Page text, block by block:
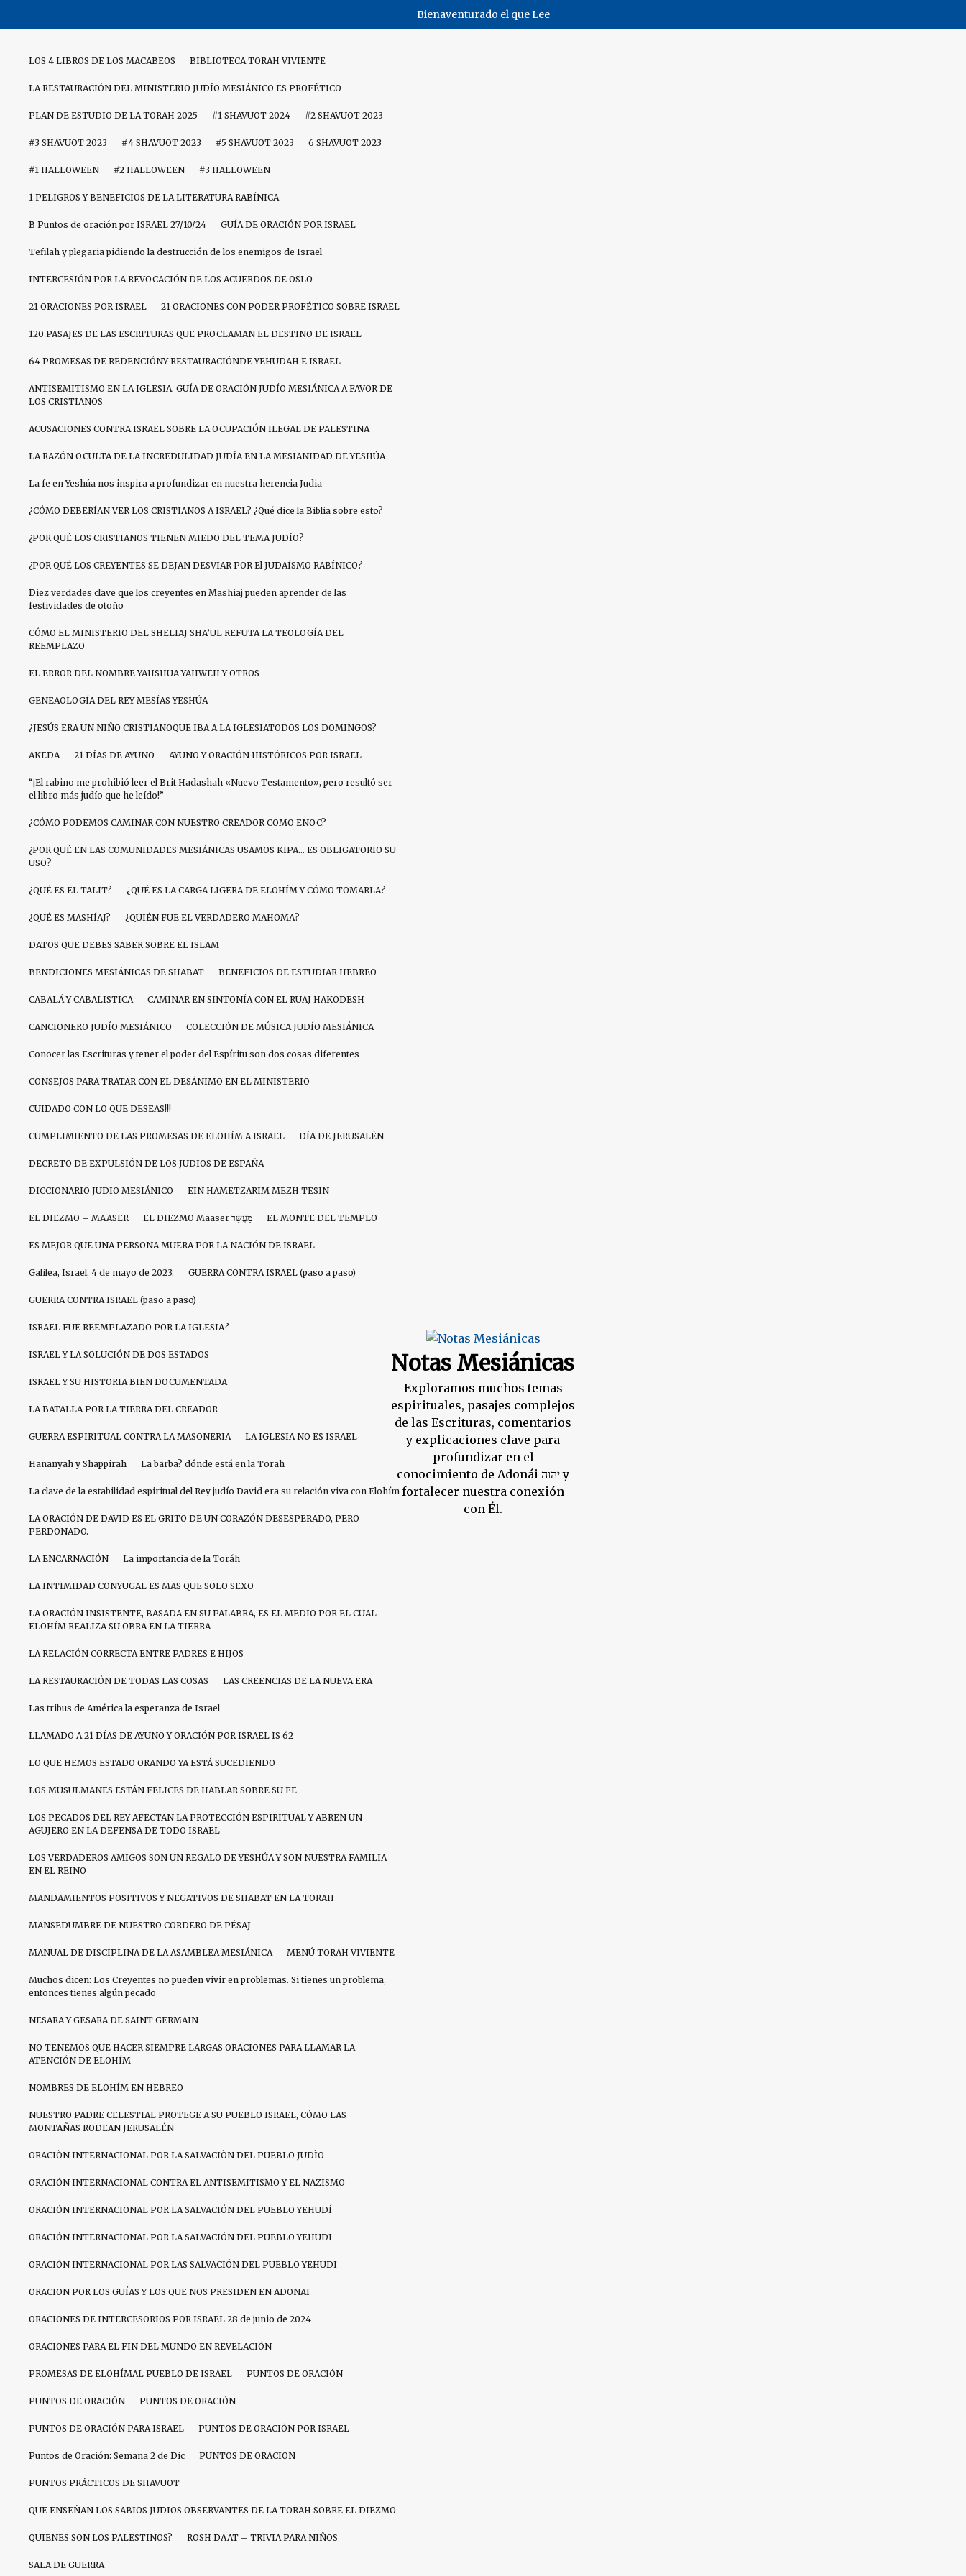
Bienaventurado el que Lee
LOS 4 LIBROS DE LOS MACABEOS BIBLIOTECA TORAH VIVIENTE
LA RESTAURACIÓN DEL MINISTERIO JUDÍO MESIÁNICO ES PROFÉTICO
PLAN DE ESTUDIO DE LA TORAH 2025 #1 SHAVUOT 2024 #2 SHAVUOT 2023
#3 SHAVUOT 2023 #4 SHAVUOT 2023 #5 SHAVUOT 2023 6 SHAVUOT 2023
#1 HALLOWEEN #2 HALLOWEEN #3 HALLOWEEN
1 PELIGROS Y BENEFICIOS DE LA LITERATURA RABÍNICA
B Puntos de oración por ISRAEL 27/10/24 GUÍA DE ORACIÓN POR ISRAEL
Tefilah y plegaria pidiendo la destrucción de los enemigos de Israel
INTERCESIÓN POR LA REVOCACIÓN DE LOS ACUERDOS DE OSLO
21 ORACIONES POR ISRAEL 21 ORACIONES CON PODER PROFÉTICO SOBRE ISRAEL
120 PASAJES DE LAS ESCRITURAS QUE PROCLAMAN EL DESTINO DE ISRAEL
64 PROMESAS DE REDENCIÓNY RESTAURACIÓNDE YEHUDAH E ISRAEL
ANTISEMITISMO EN LA IGLESIA. GUÍA DE ORACIÓN JUDÍO MESIÁNICA A FAVOR DE
LOS CRISTIANOS
ACUSACIONES CONTRA ISRAEL SOBRE LA OCUPACIÓN ILEGAL DE PALESTINA
LA RAZÓN OCULTA DE LA INCREDULIDAD JUDÍA EN LA MESIANIDAD DE YESHÚA
La fe en Yeshúa nos inspira a profundizar en nuestra herencia Judia
¿CÓMO DEBERÍAN VER LOS CRISTIANOS A ISRAEL? ¿Qué dice la Biblia sobre esto?
¿POR QUÉ LOS CRISTIANOS TIENEN MIEDO DEL TEMA JUDÍO?
¿POR QUÉ LOS CREYENTES SE DEJAN DESVIAR POR El JUDAÍSMO RABÍNICO?
Diez verdades clave que los creyentes en Mashiaj pueden aprender de las
festividades de otoño
CÓMO EL MINISTERIO DEL SHELIAJ SHA’UL REFUTA LA TEOLOGÍA DEL
REEMPLAZO
EL ERROR DEL NOMBRE YAHSHUA YAHWEH Y OTROS
GENEAOLOGÍA DEL REY MESÍAS YESHÚA
¿JESÚS ERA UN NIÑO CRISTIANOQUE IBA A LA IGLESIATODOS LOS DOMINGOS?
AKEDA 21 DÍAS DE AYUNO AYUNO Y ORACIÓN HISTÓRICOS POR ISRAEL
“¡El rabino me prohibió leer el Brit Hadashah «Nuevo Testamento», pero resultó ser
el libro más judío que he leído!”
¿CÓMO PODEMOS CAMINAR CON NUESTRO CREADOR COMO ENOC?
¿POR QUÉ EN LAS COMUNIDADES MESIÁNICAS USAMOS KIPA… ES OBLIGATORIO SU
USO?
¿QUÉ ES EL TALIT? ¿QUÉ ES LA CARGA LIGERA DE ELOHÍM Y CÓMO TOMARLA?
¿QUÉ ES MASHÍAJ? ¿QUIÉN FUE EL VERDADERO MAHOMA?
DATOS QUE DEBES SABER SOBRE EL ISLAM
BENDICIONES MESIÁNICAS DE SHABAT BENEFICIOS DE ESTUDIAR HEBREO
CABALÁ Y CABALISTICA CAMINAR EN SINTONÍA CON EL RUAJ HAKODESH
CANCIONERO JUDÍO MESIÁNICO COLECCIÓN DE MÚSICA JUDÍO MESIÁNICA
Conocer las Escrituras y tener el poder del Espíritu son dos cosas diferentes
CONSEJOS PARA TRATAR CON EL DESÁNIMO EN EL MINISTERIO
CUIDADO CON LO QUE DESEAS!!!
CUMPLIMIENTO DE LAS PROMESAS DE ELOHÍM A ISRAEL DÍA DE JERUSALÉN
DECRETO DE EXPULSIÓN DE LOS JUDIOS DE ESPAÑA
DICCIONARIO JUDIO MESIÁNICO EIN HAMETZARIM MEZH TESIN
EL DIEZMO – MAASER EL DIEZMO Maaser מַעֲשֵׂר EL MONTE DEL TEMPLO
ES MEJOR QUE UNA PERSONA MUERA POR LA NACIÓN DE ISRAEL
Galilea, Israel, 4 de mayo de 2023: GUERRA CONTRA ISRAEL (paso a paso)
GUERRA CONTRA ISRAEL (paso a paso)
ISRAEL FUE REEMPLAZADO POR LA IGLESIA?
ISRAEL Y LA SOLUCIÓN DE DOS ESTADOS
ISRAEL Y SU HISTORIA BIEN DOCUMENTADA
LA BATALLA POR LA TIERRA DEL CREADOR
GUERRA ESPIRITUAL CONTRA LA MASONERIA LA IGLESIA NO ES ISRAEL
Hananyah y Shappirah La barba? dónde está en la Torah
La clave de la estabilidad espiritual del Rey judío David era su relación viva con Elohím
LA ORACIÓN DE DAVID ES EL GRITO DE UN CORAZÓN DESESPERADO, PERO
PERDONADO.
LA ENCARNACIÓN La importancia de la Toráh
LA INTIMIDAD CONYUGAL ES MAS QUE SOLO SEXO
LA ORACIÓN INSISTENTE, BASADA EN SU PALABRA, ES EL MEDIO POR EL CUAL
ELOHÍM REALIZA SU OBRA EN LA TIERRA
LA RELACIÓN CORRECTA ENTRE PADRES E HIJOS
LA RESTAURACIÓN DE TODAS LAS COSAS LAS CREENCIAS DE LA NUEVA ERA
Las tribus de América la esperanza de Israel
LLAMADO A 21 DÍAS DE AYUNO Y ORACIÓN POR ISRAEL IS 62
LO QUE HEMOS ESTADO ORANDO YA ESTÁ SUCEDIENDO
LOS MUSULMANES ESTÁN FELICES DE HABLAR SOBRE SU FE
LOS PECADOS DEL REY AFECTAN LA PROTECCIÓN ESPIRITUAL Y ABREN UN
AGUJERO EN LA DEFENSA DE TODO ISRAEL
LOS VERDADEROS AMIGOS SON UN REGALO DE YESHÚA Y SON NUESTRA FAMILIA
EN EL REINO
MANDAMIENTOS POSITIVOS Y NEGATIVOS DE SHABAT EN LA TORAH
MANSEDUMBRE DE NUESTRO CORDERO DE PÉSAJ
MANUAL DE DISCIPLINA DE LA ASAMBLEA MESIÁNICA MENÚ TORAH VIVIENTE
Muchos dicen: Los Creyentes no pueden vivir en problemas. Si tienes un problema,
entonces tienes algún pecado
NESARA Y GESARA DE SAINT GERMAIN
NO TENEMOS QUE HACER SIEMPRE LARGAS ORACIONES PARA LLAMAR LA
ATENCIÓN DE ELOHÍM
NOMBRES DE ELOHÍM EN HEBREO
NUESTRO PADRE CELESTIAL PROTEGE A SU PUEBLO ISRAEL, CÓMO LAS
MONTAÑAS RODEAN JERUSALÉN
ORACIÒN INTERNACIONAL POR LA SALVACIÒN DEL PUEBLO JUDÌO
ORACIÓN INTERNACIONAL CONTRA EL ANTISEMITISMO Y EL NAZISMO
ORACIÓN INTERNACIONAL POR LA SALVACIÓN DEL PUEBLO YEHUDÍ
ORACIÓN INTERNACIONAL POR LA SALVACIÓN DEL PUEBLO YEHUDI
ORACIÓN INTERNACIONAL POR LAS SALVACIÓN DEL PUEBLO YEHUDI
ORACION POR LOS GUÍAS Y LOS QUE NOS PRESIDEN EN ADONAI
ORACIONES DE INTERCESORIOS POR ISRAEL 28 de junio de 2024
ORACIONES PARA EL FIN DEL MUNDO EN REVELACIÓN
PROMESAS DE ELOHÍMAL PUEBLO DE ISRAEL PUNTOS DE ORACIÓN
PUNTOS DE ORACIÓN PUNTOS DE ORACIÓN
PUNTOS DE ORACIÓN PARA ISRAEL PUNTOS DE ORACIÓN POR ISRAEL
Puntos de Oración: Semana 2 de Dic PUNTOS DE ORACION
PUNTOS PRÁCTICOS DE SHAVUOT
QUE ENSEÑAN LOS SABIOS JUDIOS OBSERVANTES DE LA TORAH SOBRE EL DIEZMO
QUIENES SON LOS PALESTINOS? ROSH DAAT – TRIVIA PARA NIÑOS
SALA DE GUERRA
Notas Mesiánicas
Exploramos muchos temas
espirituales, pasajes complejos
de las Escrituras, comentarios
y explicaciones clave para
profundizar en el
conocimiento de Adonái יהוה y
fortalecer nuestra conexión
con Él.